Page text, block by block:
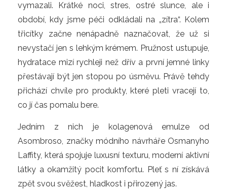
vymazali. Krátké noci, stres, ostré slunce, ale i
období, kdy jsme péči odkládali na „zítra“. Kolem
třicítky začne nenápadně naznačovat, že už si
nevystačí jen s lehkým krémem. Pružnost ustupuje,
hydratace mizí rychleji než dřív a první jemné linky
přestávají být jen stopou po úsměvu. Právě tehdy
přichází chvíle pro produkty, které pleti vracejí to,
co jí čas pomalu bere.
Jedním z nich je kolagenová emulze od
Asombroso, značky módního návrháře Osmanyho
Laffity, která spojuje luxusní texturu, moderní aktivní
látky a okamžitý pocit komfortu. Pleť s ní získává
zpět svou svěžest, hladkost i přirozený jas.